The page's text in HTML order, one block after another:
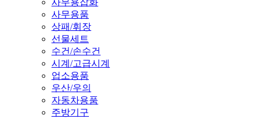
사무용잡화
사무용품
상패/휘장
선물세트
수건/손수건
시계/고급시계
업소용품
우산/우의
자동차용품
주방기구